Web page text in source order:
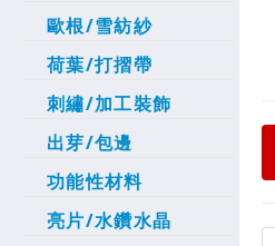
歐根/雪紡紗
荷葉/打摺帶
刺繡/加工裝飾
出芽/包邊
功能性材料
亮片/水鑽水晶